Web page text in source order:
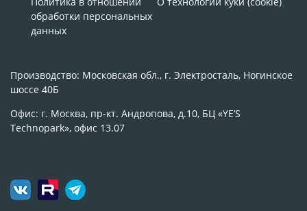
обработки персональных
данных
Производство: Московская обл., г. Электросталь, Ногинское
шоссе 40Б
Офис: г. Москва, пр-кт. Андропова, д.10, БЦ «YE’S
Technopark», офис 13.07